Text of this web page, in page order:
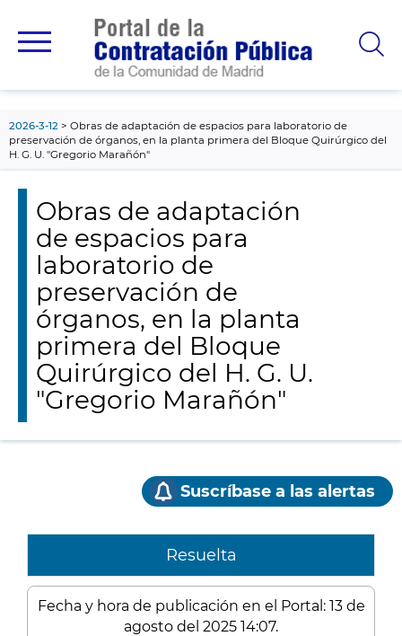
principal
2026-3-12
Obras de adaptación de espacios para laboratorio de
preservación de órganos, en la planta primera del Bloque Quirúrgico del
H. G. U. "Gregorio Marañón"
Obras de adaptación
de espacios para
laboratorio de
preservación de
órganos, en la planta
primera del Bloque
Quirúrgico del H. G. U.
"Gregorio Marañón"
Suscríbase a las alertas
Resuelta
Fecha y hora de publicación en el Portal: 13 de
agosto del 2025 14:07.